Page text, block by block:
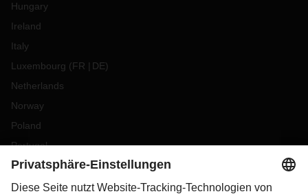
Hungary
Ireland
Italy
Luxembourg (FR DE)
Netherlands
Norway
Poland
Portugal
Romania
Slovakia